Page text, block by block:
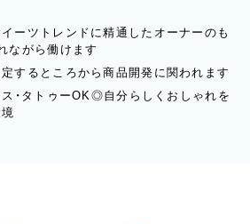
ーツトレンドに精通したオーナーのも
ながら働けます
するところから商品開発に関われます
ス・タトゥーOK◎自分らしくおしゃれを